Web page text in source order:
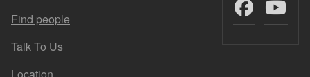
Find people
Talk To Us